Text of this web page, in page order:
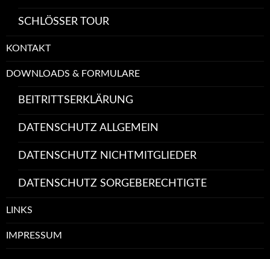
SCHLÖSSER TOUR
KONTAKT
DOWNLOADS & FORMULARE
BEITRITTSERKLÄRUNG
DATENSCHUTZ ALLGEMEIN
DATENSCHUTZ NICHTMITGLIEDER
DATENSCHUTZ SORGEBERECHTIGTE
LINKS
IMPRESSUM